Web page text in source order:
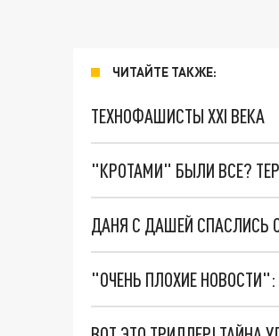
ЧИТАЙТЕ ТАКЖЕ:
ТЕХНОФАШИСТЫ XXI ВЕКА
"КРОТАМИ" БЫЛИ ВСЕ?
ДАНЯ С ДАШЕЙ СПАСЛИСЬ